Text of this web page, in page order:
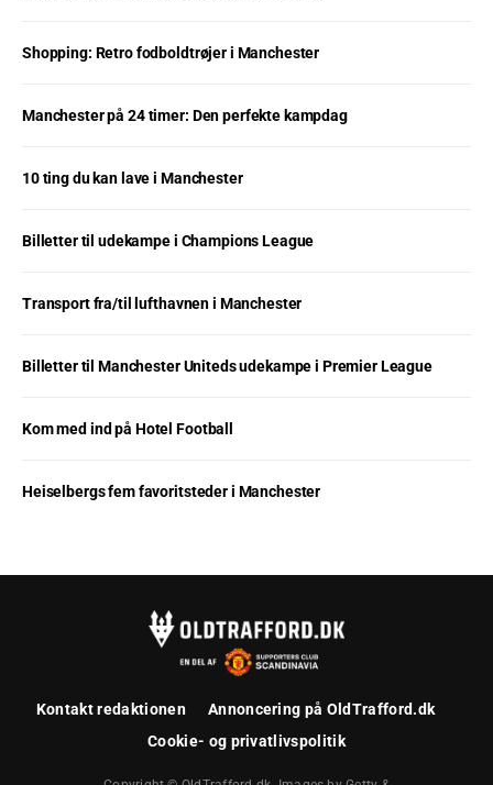
Shopping: Retro fodboldtrøjer i Manchester
Manchester på 24 timer: Den perfekte kampdag
10 ting du kan lave i Manchester
Billetter til udekampe i Champions League
Transport fra/til lufthavnen i Manchester
Billetter til Manchester Uniteds udekampe i Premier League
Kom med ind på Hotel Football
Heiselbergs fem favoritsteder i Manchester
Kontakt redaktionen
Annoncering på OldTrafford.dk
Cookie- og privatlivspolitik